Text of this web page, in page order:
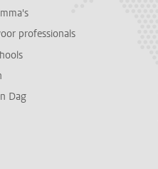
professionals
Dag